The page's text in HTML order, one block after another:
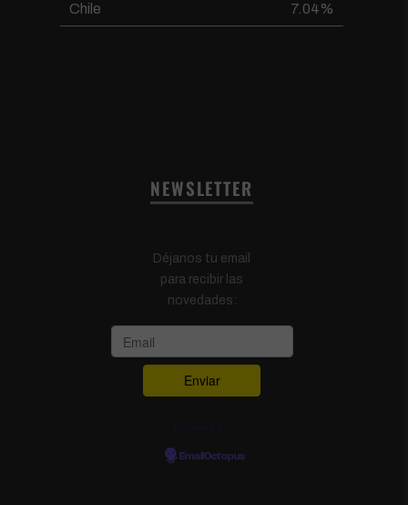
Chile 7.04%
NEWSLETTER
Déjanos tu email
para recibir las
novedades:
EmailOctopus